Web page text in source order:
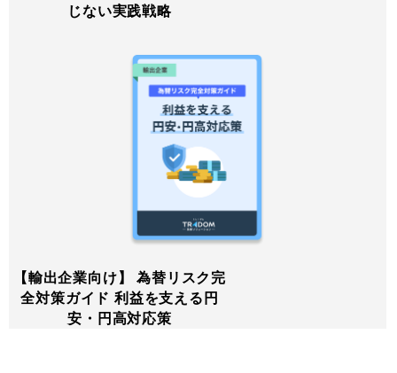
じない実践戦略
【輸出企業向け】 為替リスク完
全対策ガイド 利益を支える円
安・円高対応策